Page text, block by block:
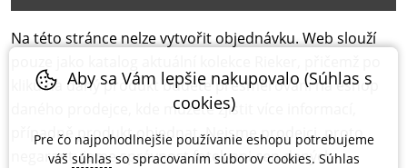
Na této stránce nelze vytvořit objednávku. Web slouží
kliku na daný produkt budete přesměrování na eshop
daného prodejce, kde můžete zjistit více informací,
případně produkt objednat. Nejsme prodejci, proto
negarantujeme správnost fotek ani cen daných
Aby sa Vám lepšie nakupovalo (Súhlas s
cookies)
Pre čo najpohodlnejšie používanie eshopu potrebujeme
váš súhlas so spracovaním súborov cookies. Súhlas